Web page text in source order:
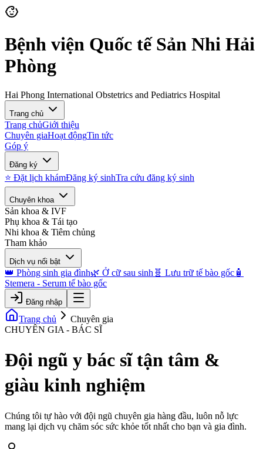
Bệnh viện Quốc tế Sản Nhi Hải
Phòng
Hai Phong International Obstetrics and Pediatrics Hospital
Trang chủ
Trang chủGiới thiệu
Chuyên giaHoạt độngTin tức
Góp ý
Đăng ký
⭐ Đặt lịch khámĐăng ký sinhTra cứu đăng ký sinh
Chuyên khoa
Sản khoa & IVF
Phụ khoa & Tái tạo
Nhi khoa & Tiêm chủng
Tham khảo
Dịch vụ nổi bật
👑 Phòng sinh gia đình🌿 Ở cữ sau sinh 🧬 Lưu trữ tế bào gốc 🧴
Stemera - Serum tế bào gốc
Đăng nhập
Trang chủ
Chuyên gia
CHUYÊN GIA - BÁC SĨ
Đội ngũ y bác sĩ tận tâm &
giàu kinh nghiệm
Chúng tôi tự hào với đội ngũ chuyên gia hàng đầu, luôn nỗ lực
mang lại dịch vụ chăm sóc sức khỏe tốt nhất cho bạn và gia đình.